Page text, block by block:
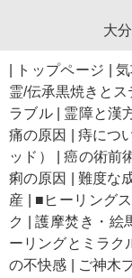
大
トップページ
霊/伝承黒焼きとス
ラブル| 霊障と漢
痛の原因
痔につ
ッド）
|癌の術前
痢の原因
難度な
産
■ヒーリング
ク
|護摩焚き・絵
ーリングとミラク
の不快感
ご神木